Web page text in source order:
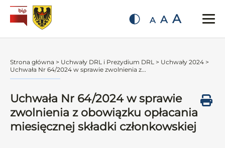
A A A
Strona główna > Uchwały DRL i Prezydium DRL > Uchwały 2024 >
Uchwała Nr 64/2024 w sprawie zwolnienia z...
Uchwała Nr 64/2024 w sprawie
zwolnienia z obowiązku opłacania
miesięcznej składki członkowskiej